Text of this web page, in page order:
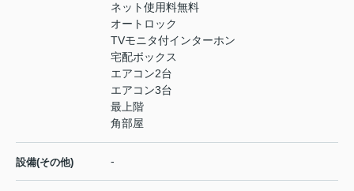
ネット使用料無料
オートロック
TVモニタ付インターホン
宅配ボックス
エアコン2台
エアコン3台
最上階
角部屋
設備(その他) -